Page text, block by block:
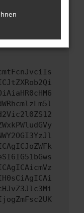
versucht
bei der